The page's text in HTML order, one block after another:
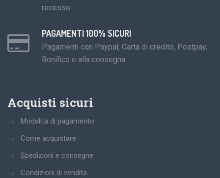
recesso.
PAGAMENTI 100% SICURI
Pagamenti con Paypal, Carta di credito, Postpay,
Bonifico e alla consegna.
Acquisti sicuri
Modalità di pagamento
Come acquistare
Spedizioni e consegne
Condizioni di vendita